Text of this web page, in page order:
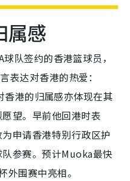
属感
队签约的香港篮球员，
表达对香港的热爱：
港的归属感亦体现在其
望。早前他回港时表
申请香港特别行政区护
参赛。预计Muoka最快
外围赛中亮相。